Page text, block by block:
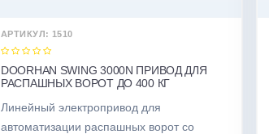
АРТИКУЛ: 1510
DOORHAN SWING 3000N ПРИВОД ДЛЯ
РАСПАШНЫХ ВОРОТ ДО 400 КГ
Линейный электропривод для
автоматизации распашных ворот со